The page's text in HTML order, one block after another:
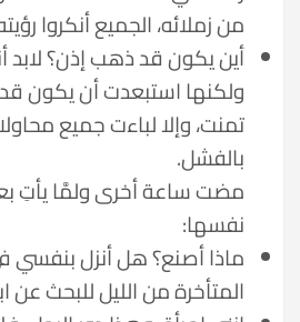
من زملائه، الجميع أنكروا
أين يكون قد ذهب إذن؟ لابد
ولكنها استبعدت أن يكون
تمنت، وإلا لباءت جميع
بالفشل.
مضت ساعة أخرى ولمَّا يأتِ
نفسها:
ماذا أصنع؟ هل أنزل
المتأخرة من الليل للبحث عن